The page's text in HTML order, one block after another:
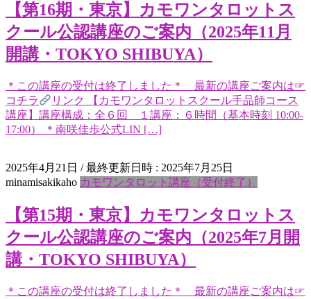
【第16期・東京】カモワンタロットス
クール公認講座のご案内（2025年11月
開講・TOKYO SHIBUYA）
＊この講座の受付は終了しました＊ 最新の講座ご案内は☞
コチラ
リンク 【カモワンタロットスクール手品師コース
講座】講座構成：全６回 １講座：６時間（基本時刻 10:00-
17:00） ＊南咲佳歩公式LIN […]
2025年4月21日 / 最終更新日時 : 2025年7月25日
minamisakikaho カモワンタロット講座（受付終了）
【第15期・東京】カモワンタロットス
クール公認講座のご案内（2025年7月開
講・TOKYO SHIBUYA）
＊この講座の受付は終了しました＊ 最新の講座ご案内は☞